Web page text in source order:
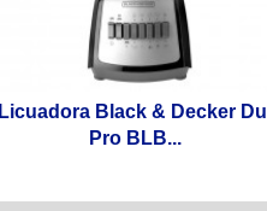
Licuadora Black & Decker
Pro BLB...